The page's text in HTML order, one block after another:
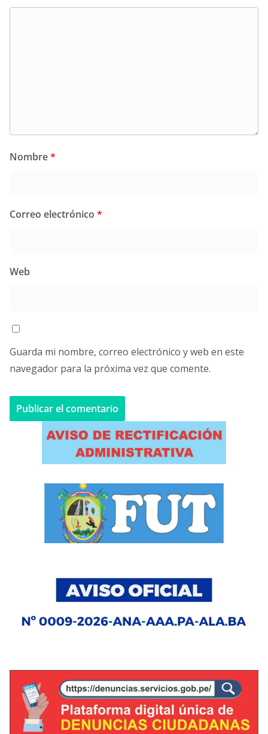
Nombre*
Correo electrónico *
Web
Guarda mi nombre, correo electrónico y web en este
navegador para la próxima vez que comente.